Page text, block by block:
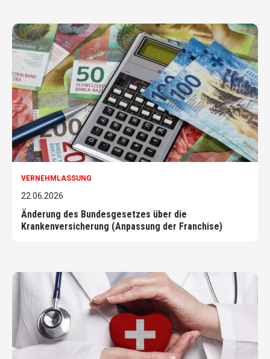
VERNEHMLASSUNG
22.06.2026
Änderung des Bundesgesetzes über die
Krankenversicherung (Anpassung der Franchise)